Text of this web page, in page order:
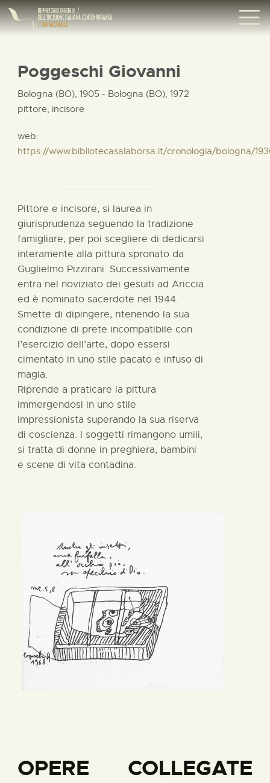
Poggeschi Giovanni
Bologna (BO), 1905 - Bologna (BO), 1972
pittore, incisore
web:
https://www.bibliotecasalaborsa.it/cronologia/bologna/
Pittore e incisore, si laurea in
giurisprudenza seguendo la tradizione
famigliare, per poi scegliere di dedicarsi
interamente alla pittura spronato da
Guglielmo Pizzirani. Successivamente
entra nel noviziato dei gesuiti ad Ariccia
ed è nominato sacerdote nel 1944.
Smette di dipingere, ritenendo la sua
condizione di prete incompatibile con
l’esercizio dell’arte, dopo essersi
cimentato in uno stile pacato e infuso di
magia.
Riprende a praticare la pittura
immergendosi in uno stile
impressionista superando la sua riserva
di coscienza. I soggetti rimangono umili,
si tratta di donne in preghiera, bambini
e scene di vita contadina.
OPERE COLLEGATE